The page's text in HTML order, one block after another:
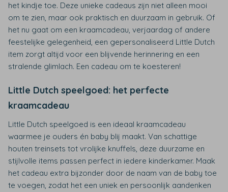
het kindje toe. Deze unieke cadeaus zijn niet alleen mooi
om te zien, maar ook praktisch en duurzaam in gebruik. Of
het nu gaat om een kraamcadeau, verjaardag of andere
feestelijke gelegenheid, een gepersonaliseerd Little Dutch
item zorgt altijd voor een blijvende herinnering en een
stralende glimlach. Een cadeau om te koesteren!
Little Dutch speelgoed: het perfecte
kraamcadeau
Little Dutch speelgoed is een ideaal kraamcadeau
waarmee je ouders én baby blij maakt. Van schattige
houten treinsets tot vrolijke knuffels, deze duurzame en
stijlvolle items passen perfect in iedere kinderkamer. Maak
het cadeau extra bijzonder door de naam van de baby toe
te voegen, zodat het een uniek en persoonlijk aandenken